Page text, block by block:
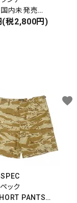
国内未発売
(税2,800円)
ック
PANTS
favorite